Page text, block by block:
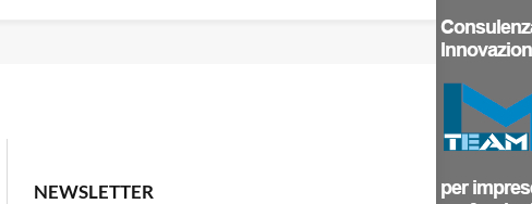
NEWSLETTER